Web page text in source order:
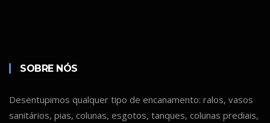
SOBRE NÓS
Desentupimos qualquer tipo de encanamento: ralos, vasos
sanitários, pias, colunas, esgotos, tanques, colunas prediais,